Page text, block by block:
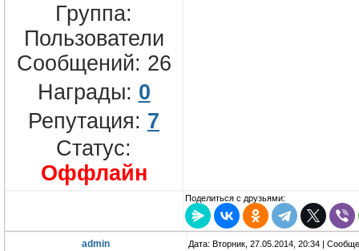
Группа:
Пользователи
Сообщений: 26
Награды: 0
Репутация: 7
Статус:
Оффлайн
Поделиться с друзьями:
admin Дата: Вторник, 27.05.2014, 20:34 |